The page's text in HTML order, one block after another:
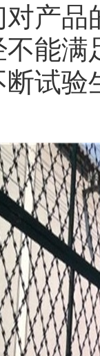
产
不能满
试